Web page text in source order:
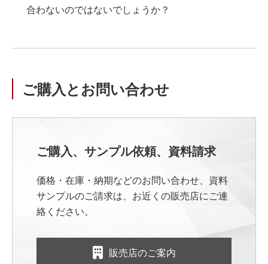
合わないのではないでしょうか？
ご購入とお問い合わせ
ご購入、サンプル依頼、資料請求
価格・在庫・納期などのお問い合わせ、資料
サンプルのご請求は、お近くの販売店にご連
絡ください。
販売店のご案内